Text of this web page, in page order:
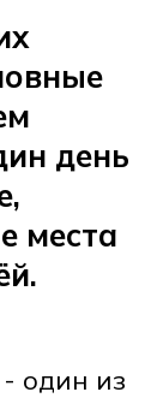
день
места
один из